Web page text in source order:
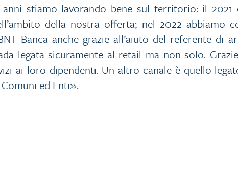
stiamo lavorando bene sul territorio: il
della nostra offerta; nel 2022 abbiamo
Banca anche grazie all’aiuto del referente di
legata sicuramente al retail ma non solo.
ai loro dipendenti. Un altro canale è quello
ed Enti».